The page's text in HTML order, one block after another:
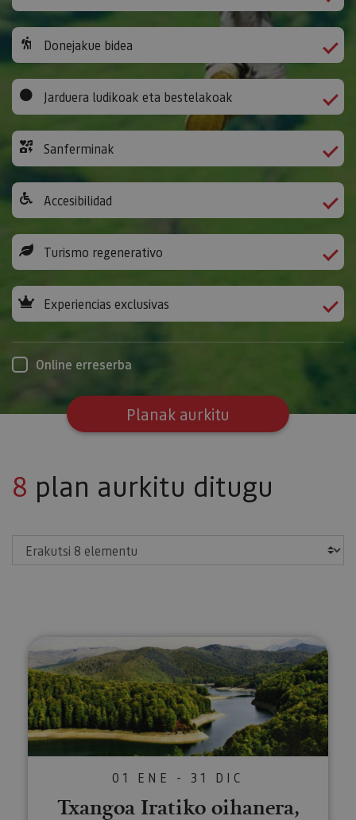
Donejakue bidea
Jarduera ludikoak eta bestelakoak
Sanferminak
Accesibilidad
Turismo regenerativo
Experiencias exclusivas
Online erreserba
Planak aurkitu
8 plan aurkitu ditugu
Txangoa Iratiko oihanera,
01 ENE - 31 DIC
Txangoa Iratiko oihanera,